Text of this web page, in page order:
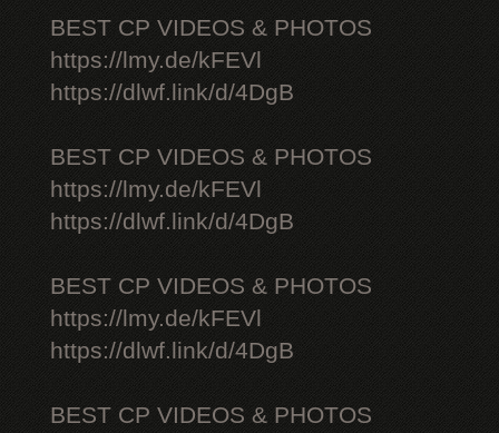
BEST CP VIDEOS & PHOTOS
https://lmy.de/kFEVl
https://dlwf.link/d/4DgB
BEST CP VIDEOS & PHOTOS
https://lmy.de/kFEVl
https://dlwf.link/d/4DgB
BEST CP VIDEOS & PHOTOS
https://lmy.de/kFEVl
https://dlwf.link/d/4DgB
BEST CP VIDEOS & PHOTOS